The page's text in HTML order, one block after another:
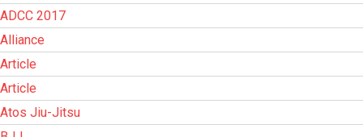
ADCC 2017
Alliance
Article
Article
Atos Jiu-Jitsu